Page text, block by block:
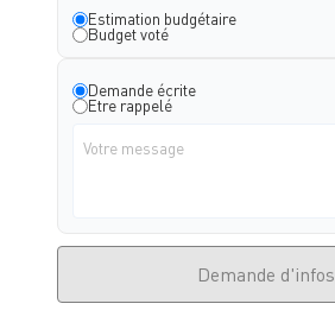
Estimation budgétaire
Budget voté
Demande écrite
Etre rappelé
Demande d'infos